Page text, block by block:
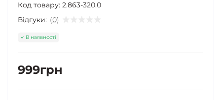
Код товару: 2.863-320.0
Відгуки: (0)
В наявності
999грн